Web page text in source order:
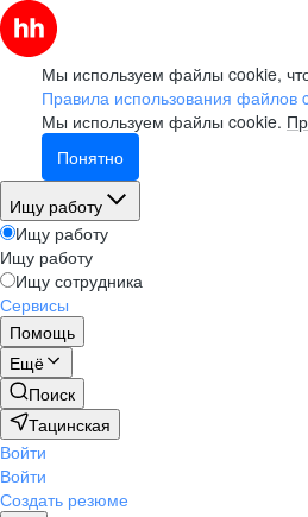
Мы используем файлы cookie,
Правила использования файлов
Мы используем файлы cookie.
Понятно
Ищу работу
Ищу работу
Ищу работу
Ищу сотрудника
Сервисы
Помощь
Ещё
Поиск
Тацинская
Войти
Войти
Создать резюме